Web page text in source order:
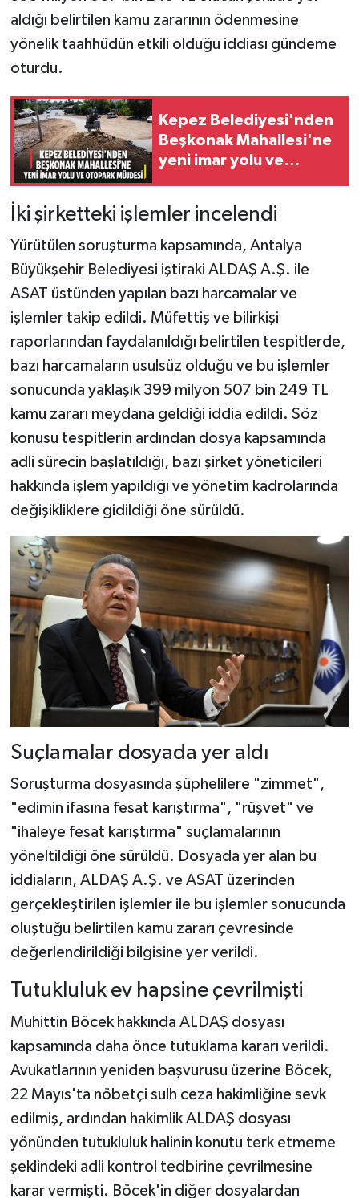
aldığı belirtilen kamu zararının ödenmesine
yönelik taahhüdün etkili olduğu iddiası gündeme
oturdu.
Kepez Belediyesi'nden
Beşkonak Mahallesi'ne
yeni imar yolu ve
İki şirketteki işlemler incelendi
Yürütülen soruşturma kapsamında, Antalya
Büyükşehir Belediyesi iştiraki ALDAŞ A.Ş. ile
ASAT üstünden yapılan bazı harcamalar ve
işlemler takip edildi. Müfettiş ve bilirkişi
raporlarından faydalanıldığı belirtilen tespitlerde,
bazı harcamaların usulsüz olduğu ve bu işlemler
sonucunda yaklaşık 399 milyon 507 bin 249 TL
kamu zararı meydana geldiği iddia edildi. Söz
konusu tespitlerin ardından dosya kapsamında
adli sürecin başlatıldığı, bazı şirket yöneticileri
hakkında işlem yapıldığı ve yönetim kadrolarında
değişikliklere gidildiği öne sürüldü.
Suçlamalar dosyada yer aldı
Soruşturma dosyasında şüphelilere "zimmet",
"edimin ifasına fesat karıştırma", "rüşvet" ve
"ihaleye fesat karıştırma" suçlamalarının
yöneltildiği öne sürüldü. Dosyada yer alan bu
iddiaların, ALDAŞ A.Ş. ve ASAT üzerinden
gerçekleştirilen işlemler ile bu işlemler sonucunda
oluştuğu belirtilen kamu zararı çevresinde
değerlendirildiği bilgisine yer verildi.
Tutukluluk ev hapsine çevrilmişti
Muhittin Böcek hakkında ALDAŞ dosyası
kapsamında daha önce tutuklama kararı verildi.
Avukatlarının yeniden başvurusu üzerine Böcek,
22 Mayıs'ta nöbetçi sulh ceza hakimliğine sevk
edilmiş, ardından hakimlik ALDAŞ dosyası
yönünden tutukluluk halinin konutu terk etmeme
şeklindeki adli kontrol tedbirine çevrilmesine
karar vermişti. Böcek'in diğer dosyalardan